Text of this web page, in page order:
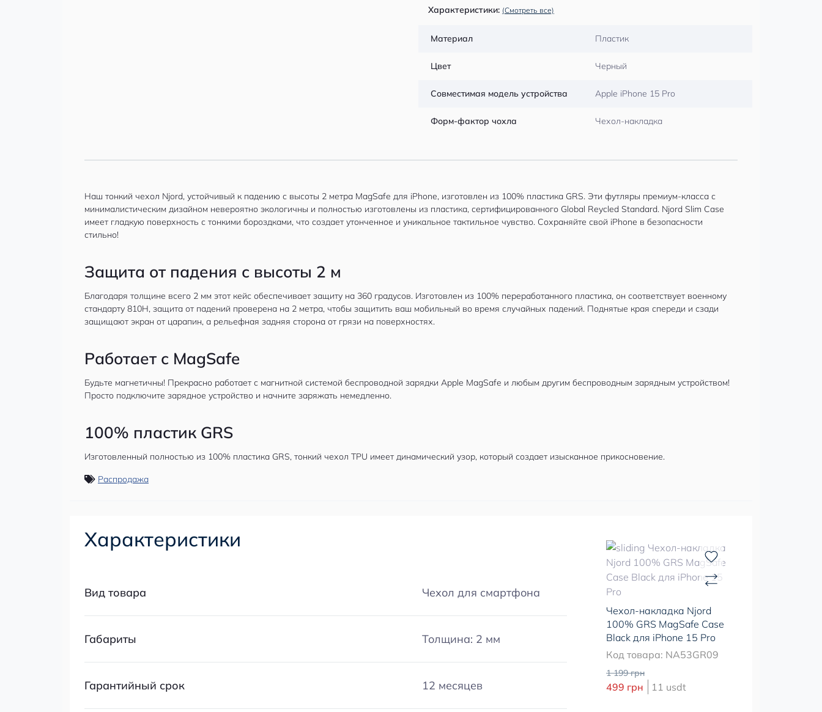
Характеристики: (Смотреть все)
Материал Пластик
Цвет Черный
Совместимая модель устройства Apple iPhone 15 Pro
Форм-фактор чохла Чехол-накладка
Наш тонкий чехол Njord, устойчивый к падению с высоты 2 метра MagSafe для iPhone, изготовлен из 100% пластика GRS. Эти футляры премиум-класса с
минималистическим дизайном невероятно экологичны и полностью изготовлены из пластика, сертифицированного Global Reycled Standard. Njord Slim Case
имеет гладкую поверхность с тонкими бороздками, что создает утонченное и уникальное тактильное чувство. Сохраняйте свой iPhone в безопасности
стильно!
Защита от падения с высоты 2 м
Благодаря толщине всего 2 мм этот кейс обеспечивает защиту на 360 градусов. Изготовлен из 100% переработанного пластика, он соответствует военному
стандарту 810H, защита от падений проверена на 2 метра, чтобы защитить ваш мобильный во время случайных падений. Поднятые края спереди и сзади
защищают экран от царапин, а рельефная задняя сторона от грязи на поверхностях.
Работает с MagSafe
Будьте магнетичны! Прекрасно работает с магнитной системой беспроводной зарядки Apple MagSafe и любым другим беспроводным зарядным устройством!
Просто подключите зарядное устройство и начните заряжать немедленно.
100% пластик GRS
Изготовленный полностью из 100% пластика GRS, тонкий чехол TPU имеет динамический узор, который создает изысканное прикосновение.
Распродажа
Характеристики
Вид товара Чехол для смартфона
Габариты Толщина: 2 мм
Гарантийный срок 12 месяцев
Чехол-накладка Njord
100% GRS MagSafe Case
Black для iPhone 15 Pro
Код товара: NA53GR09
1 199 грн
499 грн 11 usdt